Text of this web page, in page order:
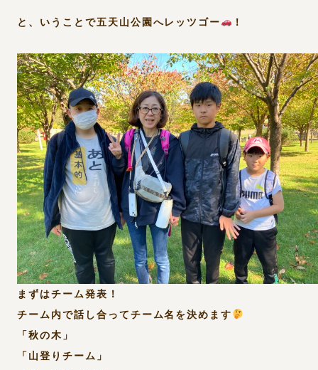
と、いうことで五天山公園へレッツゴー ！
まずはチーム発表！
チーム内で話し合ってチーム名を決めます
「秋の木」
「山登りチーム」